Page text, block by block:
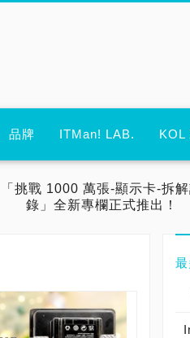
品牌 ITMan! LAB. KOL
「挑戰 1000 萬張-顯示卡-拆
錄」全新專欄正式推出！